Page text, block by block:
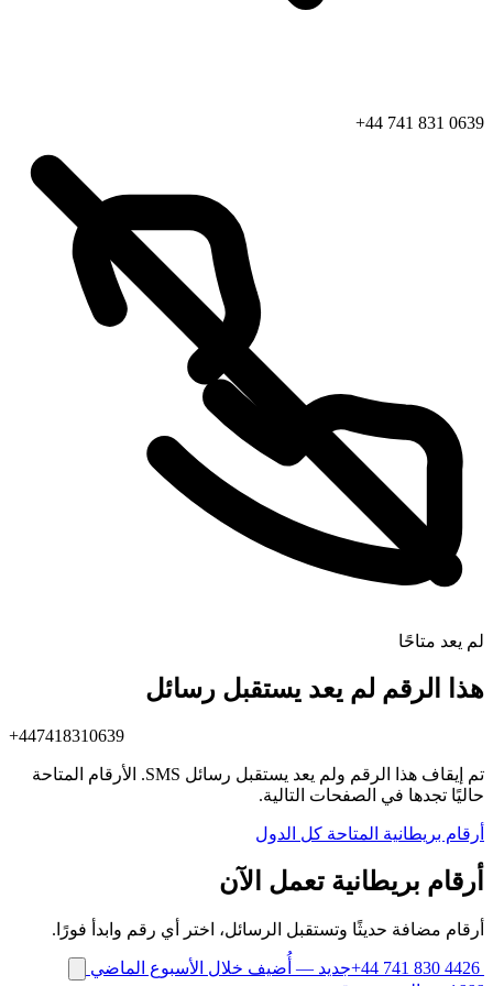
+44 741 831 0639
لم يعد متاحًا
هذا الرقم لم يعد يستقبل رسائل
+447418310639
تم إيقاف هذا الرقم ولم يعد يستقبل رسائل SMS. الأرقام المتاحة
حاليًا تجدها في الصفحات التالية.
أرقام بريطانية المتاحة كل الدول
أرقام بريطانية تعمل الآن
أرقام مضافة حديثًا وتستقبل الرسائل، اختر أي رقم وابدأ فورًا.
+44 741 830 4426جديد — أُضيف خلال الأسبوع الماضي